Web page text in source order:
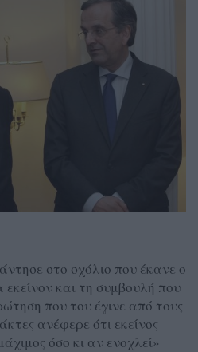
στο σχόλιο που έκανε ο
εκείνον και τη συμβουλή που
που του έγινε από τους
ανέφερε ότι εκείνος
όσο κι αν ενοχλεί»